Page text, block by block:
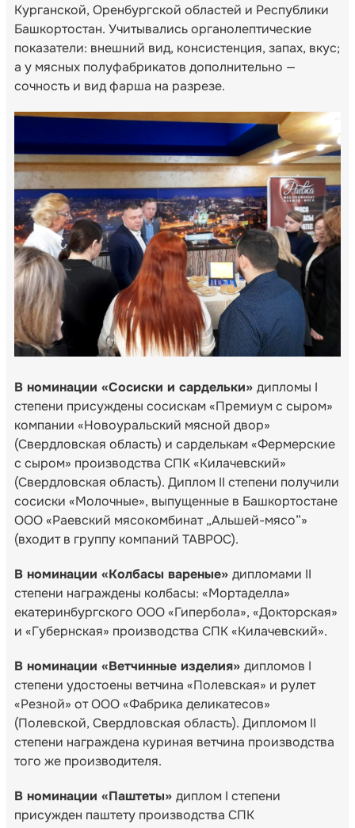
Курганской, Оренбургской областей и Республики
Башкортостан. Учитывались органолептические
показатели: внешний вид, консистенция, запах, вкус;
а у мясных полуфабрикатов дополнительно —
сочность и вид фарша на разрезе.
В номинации «Сосиски и сардельки» дипломы I
степени присуждены сосискам «Премиум с сыром»
компании «Новоуральский мясной двор»
(Свердловская область) и сарделькам «Фермерские
с сыром» производства СПК «Килачевский»
(Свердловская область). Диплом II степени получили
сосиски «Молочные», выпущенные в Башкортостане
ООО «Раевский мясокомбинат „Альшей-мясо”»
(входит в группу компаний ТАВРОС).
В номинации «Колбасы вареные» дипломами II
степени награждены колбасы: «Мортаделла»
екатеринбургского ООО «Гипербола», «Докторская»
и «Губернская» производства СПК «Килачевский».
В номинации «Ветчинные изделия» дипломов I
степени удостоены ветчина «Полевская» и рулет
«Резной» от ООО «Фабрика деликатесов»
(Полевской, Свердловская область). Дипломом II
степени награждена куриная ветчина производства
того же производителя.
В номинации «Паштеты» диплом I степени
присужден паштету производства СПК